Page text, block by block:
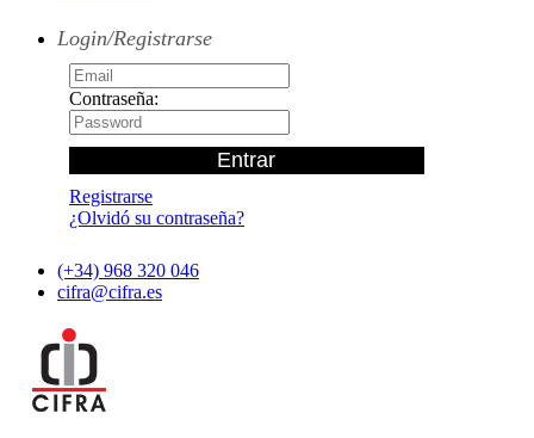
Login/Registrarse
Contraseña:
Registrarse
¿Olvidó su contraseña?
(+34) 968 320 046
cifra@cifra.es